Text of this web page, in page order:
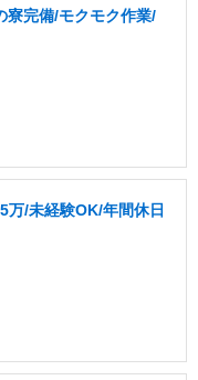
寮完備/モクモク作業/
万/未経験OK/年間休日